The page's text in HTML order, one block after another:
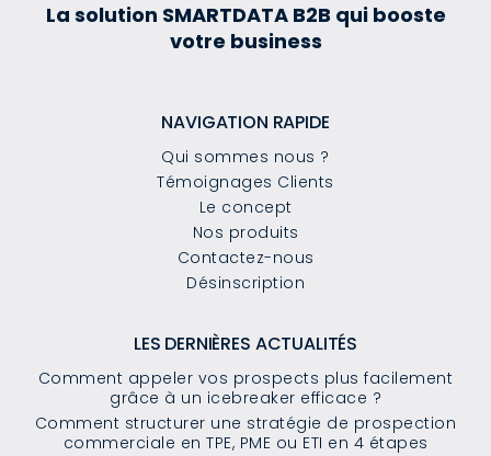
La solution SMARTDATA B2B qui booste
votre business
NAVIGATION RAPIDE
Qui sommes nous ?
Témoignages Clients
Le concept
Nos produits
Contactez-nous
Désinscription
LES DERNIÈRES ACTUALITÉS
Comment appeler vos prospects plus facilement
grâce à un icebreaker efficace ?
Comment structurer une stratégie de prospection
commerciale en TPE, PME ou ETI en 4 étapes